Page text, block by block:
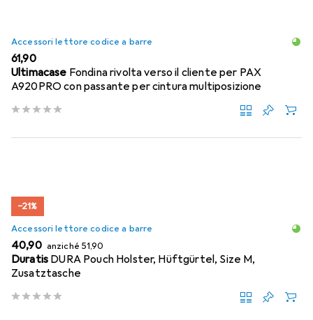
Accessori lettore codice a barre
EUR
61,90
Ultimacase Fondina rivolta verso il cliente per PAX
A920PRO con passante per cintura multiposizione
−21%
Accessori lettore codice a barre
EUR
40,90 anziché EUR
51,90
Duratis DURA Pouch Holster, Hüftgürtel, Size M,
Zusatztasche